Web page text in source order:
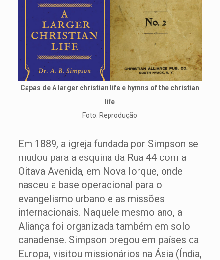
Capas de A larger christian life e hymns of the christian
life
Foto: Reprodução
Em 1889, a igreja fundada por Simpson se
mudou para a esquina da Rua 44 com a
Oitava Avenida, em Nova Iorque, onde
nasceu a base operacional para o
evangelismo urbano e as missões
internacionais. Naquele mesmo ano, a
Aliança foi organizada também em solo
canadense. Simpson pregou em países da
Europa, visitou missionários na Ásia (Índia,